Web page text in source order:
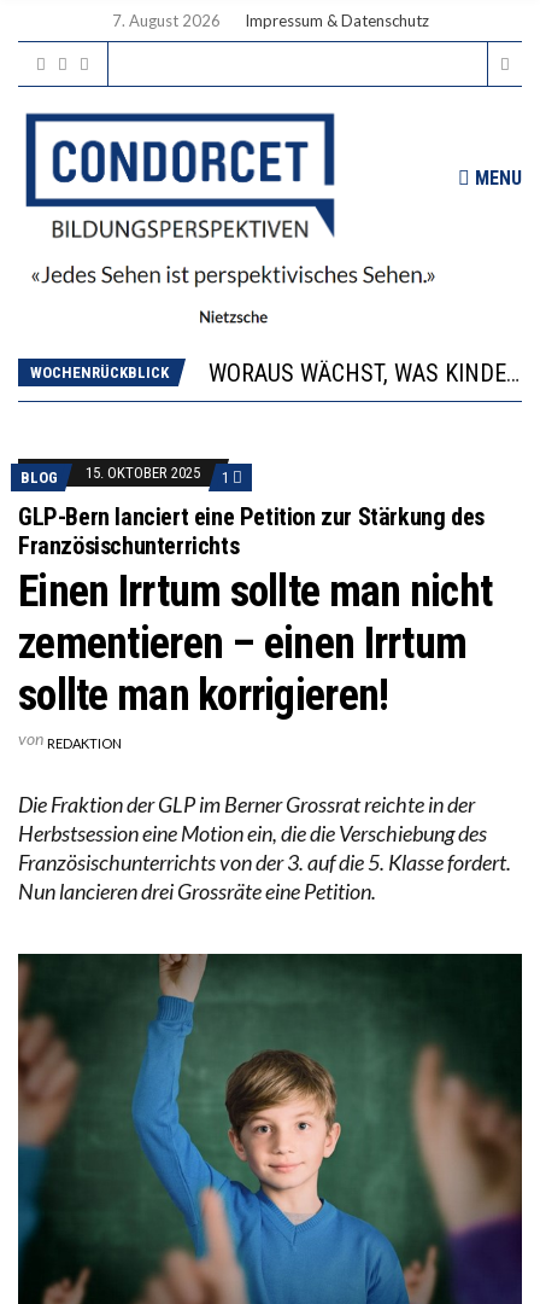
7. August 2026 Impressum & Datenschutz
MENU
WOCHENRÜCKBLICK
WORAUS WÄCHST, WAS KINDER TRÄGT
“WIR BEOBACHTEN EINEN REGELRECHTEN STURZFLUG BEI DEN LERNLEISTUNGEN”
BLOG 15. OKTOBER 2025 1
GLP-Bern lanciert eine Petition zur Stärkung des
Französischunterrichts
Einen Irrtum sollte man nicht
zementieren – einen Irrtum
sollte man korrigieren!
von REDAKTION
Die Fraktion der GLP im Berner Grossrat reichte in der
Herbstsession eine Motion ein, die die Verschiebung des
Französischunterrichts von der 3. auf die 5. Klasse fordert.
Nun lancieren drei Grossräte eine Petition.